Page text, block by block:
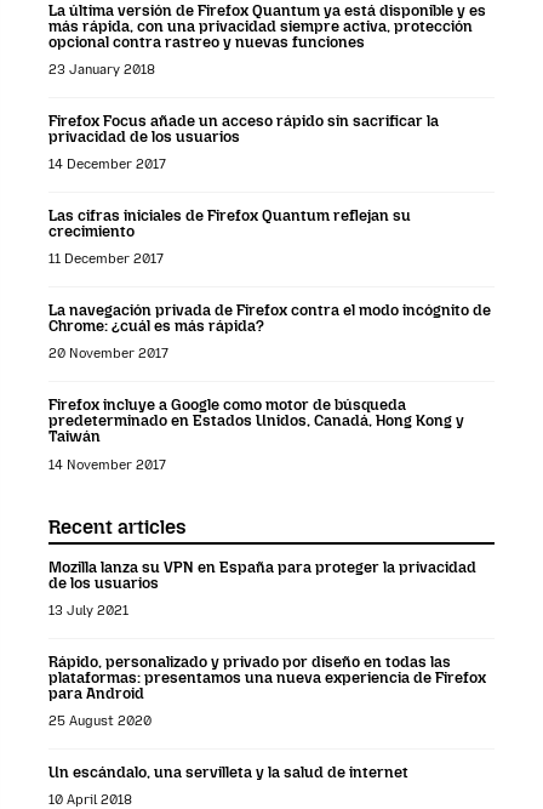
La última versión de Firefox Quantum ya está disponible y es
más rápida, con una privacidad siempre activa, protección
opcional contra rastreo y nuevas funciones
23 January 2018
Firefox Focus añade un acceso rápido sin sacrificar la
privacidad de los usuarios
14 December 2017
Las cifras iniciales de Firefox Quantum reflejan su
crecimiento
11 December 2017
La navegación privada de Firefox contra el modo incógnito de
Chrome: ¿cuál es más rápida?
20 November 2017
Firefox incluye a Google como motor de búsqueda
predeterminado en Estados Unidos, Canadá, Hong Kong y
Taiwán
14 November 2017
Recent articles
Mozilla lanza su VPN en España para proteger la privacidad
de los usuarios
13 July 2021
Rápido, personalizado y privado por diseño en todas las
plataformas: presentamos una nueva experiencia de Firefox
para Android
25 August 2020
Un escándalo, una servilleta y la salud de internet
10 April 2018